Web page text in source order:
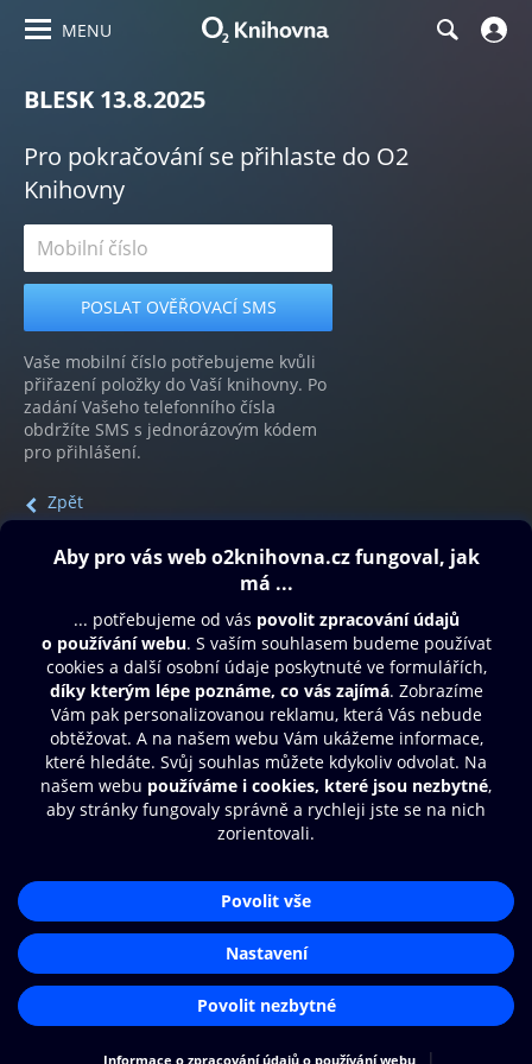
MENU
BLESK 13.8.2025
Pro pokračování se přihlaste do O2
Knihovny
Vaše mobilní číslo potřebujeme kvůli
přiřazení položky do Vaší knihovny. Po
zadání Vašeho telefonního čísla
obdržíte SMS s jednorázovým kódem
pro přihlášení.
Zpět
Obsah ke stažení
Moje O2 Knihovna
Další zábava
© O2 Czech Republic a.s.
Přístupnost
Zásady zpracování osobních údajů
Nastavení cookies
Aplikace O2 Knihovna
Čti a poslouchej své e-knihy a
audioknihy rychleji a pohodlněji.